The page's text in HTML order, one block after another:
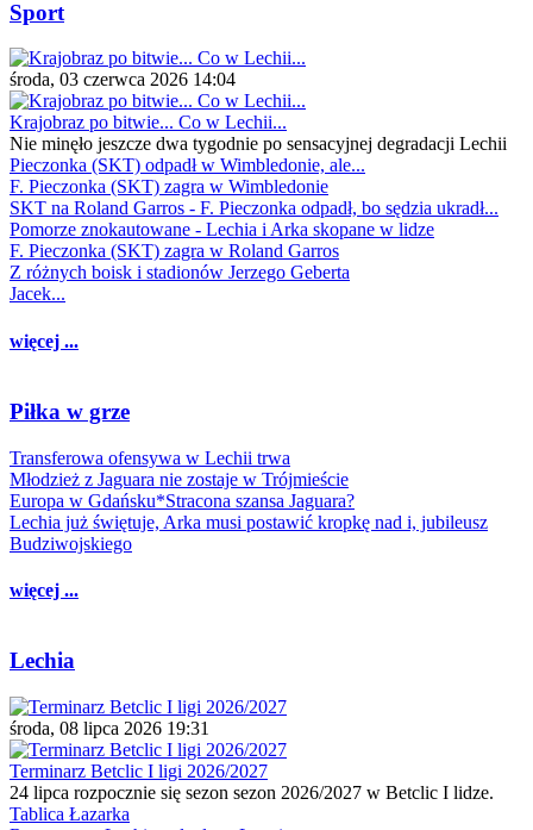
Sport
środa, 03 czerwca 2026 14:04
Krajobraz po bitwie... Co w Lechii...
Nie minęło jeszcze dwa tygodnie po sensacyjnej degradacji Lechii
Pieczonka (SKT) odpadł w Wimbledonie, ale...
F. Pieczonka (SKT) zagra w Wimbledonie
SKT na Roland Garros - F. Pieczonka odpadł, bo sędzia ukradł...
Pomorze znokautowane - Lechia i Arka skopane w lidze
F. Pieczonka (SKT) zagra w Roland Garros
Z różnych boisk i stadionów Jerzego Geberta
Jacek...
więcej ...
Piłka w grze
Transferowa ofensywa w Lechii trwa
Młodzież z Jaguara nie zostaje w Trójmieście
Europa w Gdańsku*Stracona szansa Jaguara?
Lechia już świętuje, Arka musi postawić kropkę nad i, jubileusz
Budziwojskiego
więcej ...
Lechia
środa, 08 lipca 2026 19:31
Terminarz Betclic I ligi 2026/2027
24 lipca rozpocznie się sezon sezon 2026/2027 w Betclic I lidze.
Tablica Łazarka